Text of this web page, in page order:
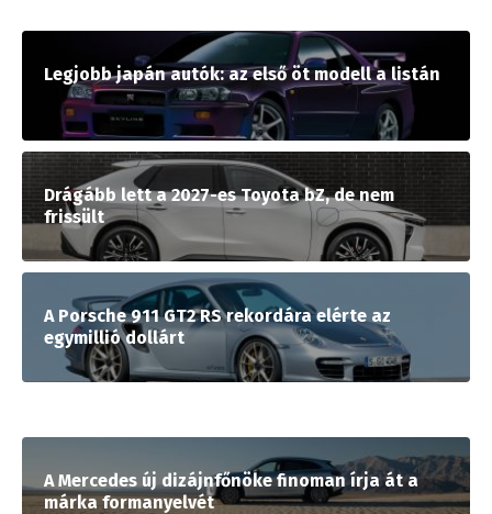
Legjobb japán autók: az első öt modell a listán
Drágább lett a 2027-es Toyota bZ, de nem
frissült
A Porsche 911 GT2 RS rekordára elérte az
egymillió dollárt
A Mercedes új dizájnfőnöke finoman írja át a
márka formanyelvét